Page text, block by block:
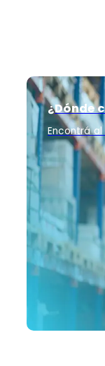
¿Dónde
Encontrá